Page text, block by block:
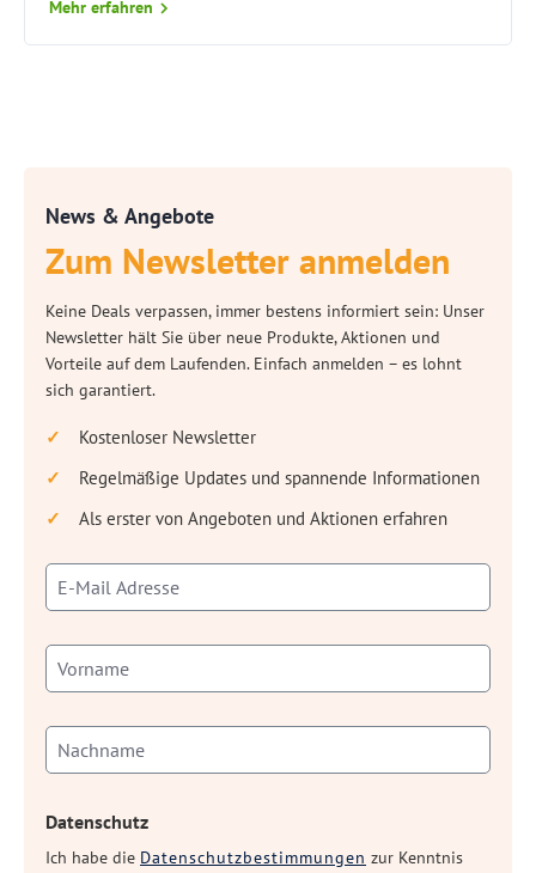
Mehr erfahren
News & Angebote
Zum Newsletter anmelden
Keine Deals verpassen, immer bestens informiert sein: Unser
Newsletter hält Sie über neue Produkte, Aktionen und
Vorteile auf dem Laufenden. Einfach anmelden – es lohnt
sich garantiert.
Kostenloser Newsletter
Regelmäßige Updates und spannende Informationen
Als erster von Angeboten und Aktionen erfahren
Datenschutz
Ich habe die Datenschutzbestimmungen zur Kenntnis